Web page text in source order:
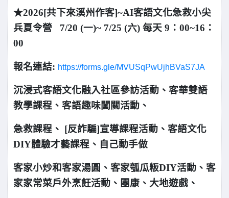
★2026[共下來溪州作客]~AI客語文化急救小尖
兵夏令營 7/20 (一)~ 7/25 (六) 每天 9：00~16：
00
報名連結: https://forms.gle/MVUSqPwUjhBVaS7JA
沉浸式客語文化融入社區參訪活動、客華雙語
教學課程、客語趣味闖關活動、
急救課程、 [反詐騙]宣導課程活動、客語文化
DIY體驗才藝課程、自己動手做
客家小炒和客家湯圓、客家瓠瓜粄DIY活動、客
家家常菜戶外烹飪活動、團康、大地遊戲、